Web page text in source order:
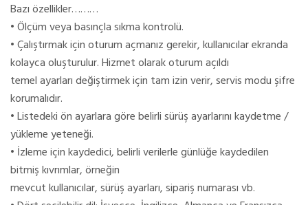
Bazı özellikler………
• Ölçüm veya basınçla sıkma kontrolü.
• Çalıştırmak için oturum açmanız gerekir, kullanıcılar ekranda
kolayca oluşturulur. Hizmet olarak oturum açıldı
temel ayarları değiştirmek için tam izin verir, servis modu şifre
korumalıdır.
• Listedeki ön ayarlara göre belirli sürüş ayarlarını kaydetme /
yükleme yeteneği.
• İzleme için kaydedici, belirli verilerle günlüğe kaydedilen
bitmiş kıvrımlar, örneğin
mevcut kullanıcılar, sürüş ayarları, sipariş numarası vb.